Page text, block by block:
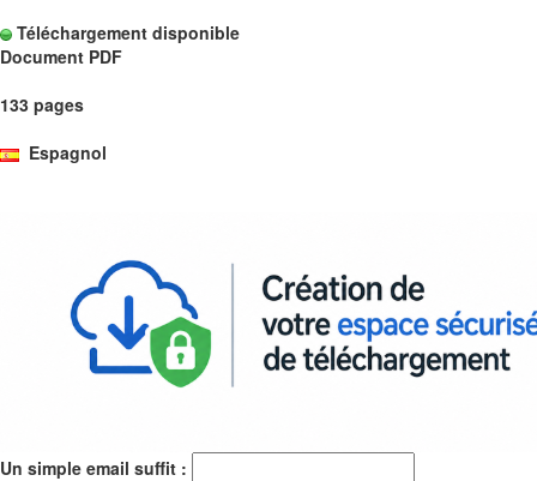
Téléchargement disponible
Document PDF
133 pages
Espagnol
Un simple email suffit :